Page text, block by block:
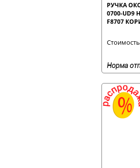
РУЧКА
0700-UD9
F8707
Норма